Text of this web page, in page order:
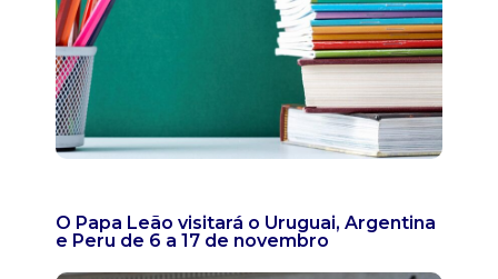
O Papa Leão visitará o Uruguai, Argentina
e Peru de 6 a 17 de novembro